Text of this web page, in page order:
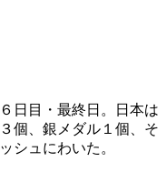
日目・最終日。日本は
個、銀メダル１個、そ
シュにわいた。